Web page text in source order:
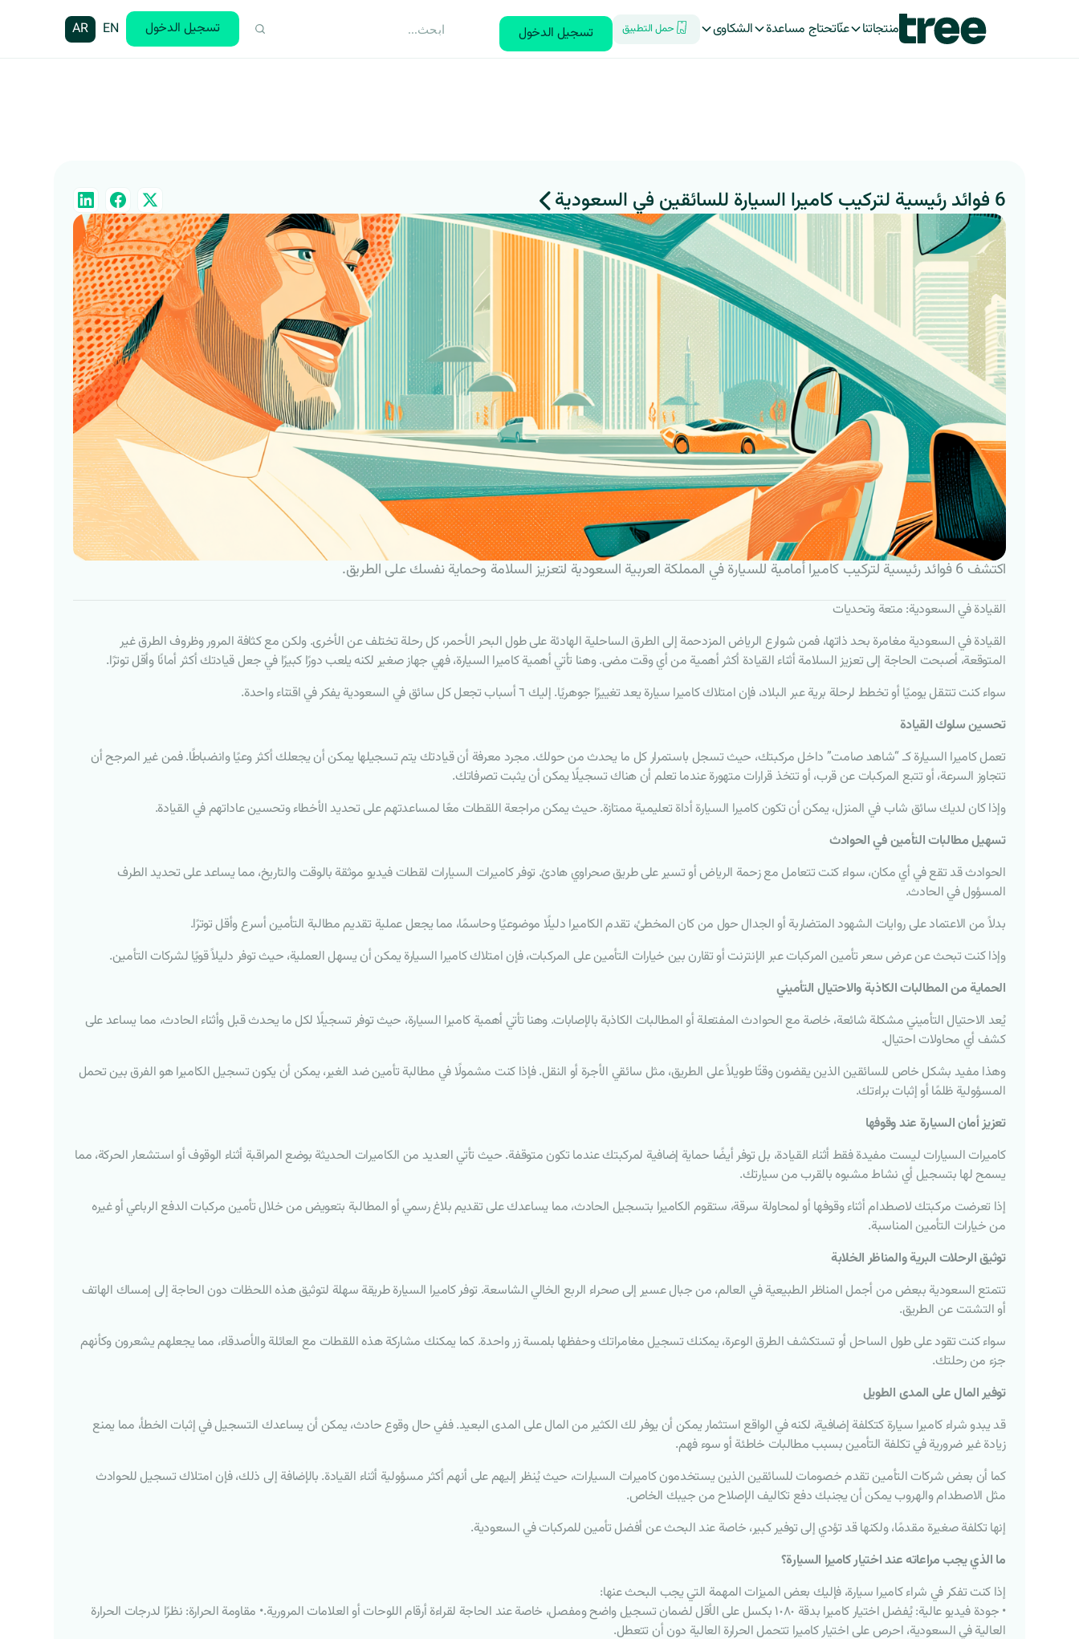
منتجاتنا عنّاتحتاج مساعدة الشكاوى حمل التطبيق تسجيل الدخول تسجيل الدخول EN
AR
6 فوائد رئيسية لتركيب كاميرا السيارة للسائقين في السعودية
اكتشف 6 فوائد رئيسية لتركيب كاميرا أمامية للسيارة في المملكة العربية السعودية لتعزيز السلامة وحماية نفسك على الطريق.
القيادة في السعودية: متعة وتحديات
القيادة في السعودية مغامرة بحد ذاتها، فمن شوارع الرياض المزدحمة إلى الطرق الساحلية الهادئة على طول البحر الأحمر، كل رحلة تختلف عن الأخرى. ولكن مع كثافة المرور وظروف الطرق غير
المتوقعة، أصبحت الحاجة إلى تعزيز السلامة أثناء القيادة أكثر أهمية من أي وقت مضى. وهنا تأتي أهمية كاميرا السيارة، فهي جهاز صغير لكنه يلعب دورًا كبيرًا في جعل قيادتك أكثر أمانًا وأقل توترًا.
سواء كنت تتنقل يوميًا أو تخطط لرحلة برية عبر البلاد، فإن امتلاك كاميرا سيارة يعد تغييرًا جوهريًا. إليك ٦ أسباب تجعل كل سائق في السعودية يفكر في اقتناء واحدة.
تحسين سلوك القيادة
تعمل كاميرا السيارة كـ “شاهد صامت” داخل مركبتك، حيث تسجل باستمرار كل ما يحدث من حولك. مجرد معرفة أن قيادتك يتم تسجيلها يمكن أن يجعلك أكثر وعيًا وانضباطًا. فمن غير المرجح أن
تتجاوز السرعة، أو تتبع المركبات عن قرب، أو تتخذ قرارات متهورة عندما تعلم أن هناك تسجيلًا يمكن أن يثبت تصرفاتك.
وإذا كان لديك سائق شاب في المنزل، يمكن أن تكون كاميرا السيارة أداة تعليمية ممتازة. حيث يمكن مراجعة اللقطات معًا لمساعدتهم على تحديد الأخطاء وتحسين عاداتهم في القيادة.
تسهيل مطالبات التأمين في الحوادث
الحوادث قد تقع في أي مكان، سواء كنت تتعامل مع زحمة الرياض أو تسير على طريق صحراوي هادئ. توفر كاميرات السيارات لقطات فيديو موثقة بالوقت والتاريخ، مما يساعد على تحديد الطرف
المسؤول في الحادث.
بدلاً من الاعتماد على روايات الشهود المتضاربة أو الجدال حول من كان المخطئ، تقدم الكاميرا دليلًا موضوعيًا وحاسمًا، مما يجعل عملية تقديم مطالبة التأمين أسرع وأقل توترًا.
وإذا كنت تبحث عن عرض سعر تأمين المركبات عبر الإنترنت أو تقارن بين خيارات التأمين على المركبات، فإن امتلاك كاميرا السيارة يمكن أن يسهل العملية، حيث توفر دليلاً قويًا لشركات التأمين.
الحماية من المطالبات الكاذبة والاحتيال التأميني
يُعد الاحتيال التأميني مشكلة شائعة، خاصة مع الحوادث المفتعلة أو المطالبات الكاذبة بالإصابات. وهنا تأتي أهمية كاميرا السيارة، حيث توفر تسجيلًا لكل ما يحدث قبل وأثناء الحادث، مما يساعد على
كشف أي محاولات احتيال.
وهذا مفيد بشكل خاص للسائقين الذين يقضون وقتًا طويلاً على الطريق، مثل سائقي الأجرة أو النقل. فإذا كنت مشمولًا في مطالبة تأمين ضد الغير، يمكن أن يكون تسجيل الكاميرا هو الفرق بين تحمل
المسؤولية ظلمًا أو إثبات براءتك.
تعزيز أمان السيارة عند وقوفها
كاميرات السيارات ليست مفيدة فقط أثناء القيادة، بل توفر أيضًا حماية إضافية لمركبتك عندما تكون متوقفة. حيث تأتي العديد من الكاميرات الحديثة بوضع المراقبة أثناء الوقوف أو استشعار الحركة، مما
يسمح لها بتسجيل أي نشاط مشبوه بالقرب من سيارتك.
إذا تعرضت مركبتك لاصطدام أثناء وقوفها أو لمحاولة سرقة، ستقوم الكاميرا بتسجيل الحادث، مما يساعدك على تقديم بلاغ رسمي أو المطالبة بتعويض من خلال تأمين مركبات الدفع الرباعي أو غيره
من خيارات التأمين المناسبة.
توثيق الرحلات البرية والمناظر الخلابة
تتمتع السعودية ببعض من أجمل المناظر الطبيعية في العالم، من جبال عسير إلى صحراء الربع الخالي الشاسعة. توفر كاميرا السيارة طريقة سهلة لتوثيق هذه اللحظات دون الحاجة إلى إمساك الهاتف
أو التشتت عن الطريق.
سواء كنت تقود على طول الساحل أو تستكشف الطرق الوعرة، يمكنك تسجيل مغامراتك وحفظها بلمسة زر واحدة. كما يمكنك مشاركة هذه اللقطات مع العائلة والأصدقاء، مما يجعلهم يشعرون وكأنهم
جزء من رحلتك.
توفير المال على المدى الطويل
قد يبدو شراء كاميرا سيارة كتكلفة إضافية، لكنه في الواقع استثمار يمكن أن يوفر لك الكثير من المال على المدى البعيد. ففي حال وقوع حادث، يمكن أن يساعدك التسجيل في إثبات الخطأ، مما يمنع
زيادة غير ضرورية في تكلفة التأمين بسبب مطالبات خاطئة أو سوء فهم.
كما أن بعض شركات التأمين تقدم خصومات للسائقين الذين يستخدمون كاميرات السيارات، حيث يُنظر إليهم على أنهم أكثر مسؤولية أثناء القيادة. بالإضافة إلى ذلك، فإن امتلاك تسجيل للحوادث
مثل الاصطدام والهروب يمكن أن يجنبك دفع تكاليف الإصلاح من جيبك الخاص.
إنها تكلفة صغيرة مقدمًا، ولكنها قد تؤدي إلى توفير كبير، خاصة عند البحث عن أفضل تأمين للمركبات في السعودية.
ما الذي يجب مراعاته عند اختيار كاميرا السيارة؟
إذا كنت تفكر في شراء كاميرا سيارة، فإليك بعض الميزات المهمة التي يجب البحث عنها:
• جودة فيديو عالية: يُفضل اختيار كاميرا بدقة ١٠٨٠ بكسل على الأقل لضمان تسجيل واضح ومفصل، خاصة عند الحاجة لقراءة أرقام اللوحات أو العلامات المرورية. • مقاومة الحرارة: نظرًا لدرجات الحرارة
العالية في السعودية، احرص على اختيار كاميرا تتحمل الحرارة العالية دون أن تتعطل.